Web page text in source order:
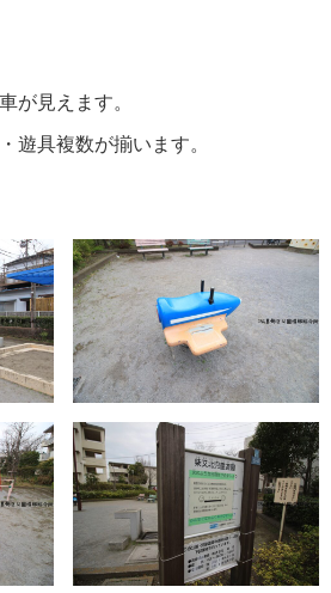
が見えます。
遊具複数が揃います。